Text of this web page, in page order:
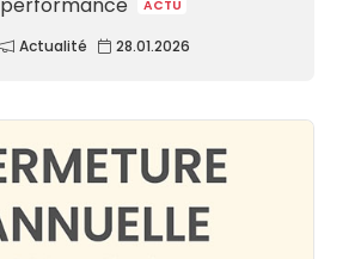
ACTU
Actualité 28.01.2026